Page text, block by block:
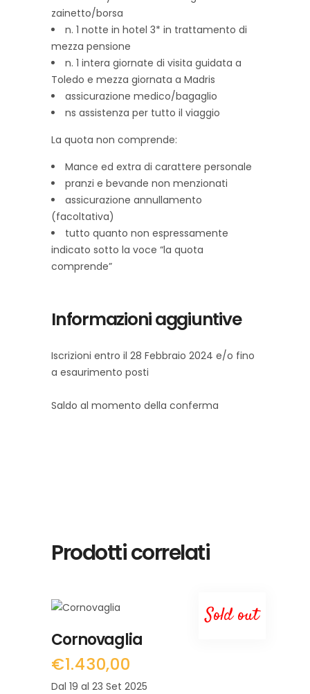
zainetto/borsa
n. 1 notte in hotel 3* in trattamento di
mezza pensione
n. 1 intera giornate di visita guidata a
Toledo e mezza giornata a Madris
assicurazione medico/bagaglio
ns assistenza per tutto il viaggio
La quota non comprende:
Mance ed extra di carattere personale
pranzi e bevande non menzionati
assicurazione annullamento
(facoltativa)
tutto quanto non espressamente
indicato sotto la voce “la quota
comprende”
Informazioni aggiuntive
Iscrizioni entro il 28 Febbraio 2024 e/o fino
a esaurimento posti
Saldo al momento della conferma
Prodotti correlati
Sold out
Cornovaglia
€1.430,00
Dal 19 al 23 Set 2025